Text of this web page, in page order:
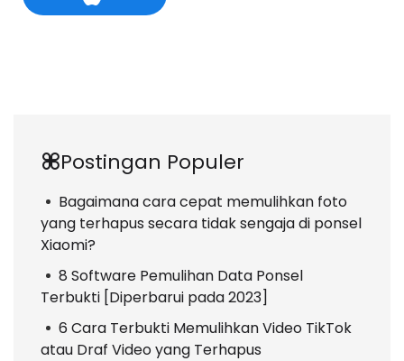
Postingan Populer
Bagaimana cara cepat memulihkan foto
yang terhapus secara tidak sengaja di ponsel
Xiaomi?
8 Software Pemulihan Data Ponsel
Terbukti [Diperbarui pada 2023]
6 Cara Terbukti Memulihkan Video TikTok
atau Draf Video yang Terhapus